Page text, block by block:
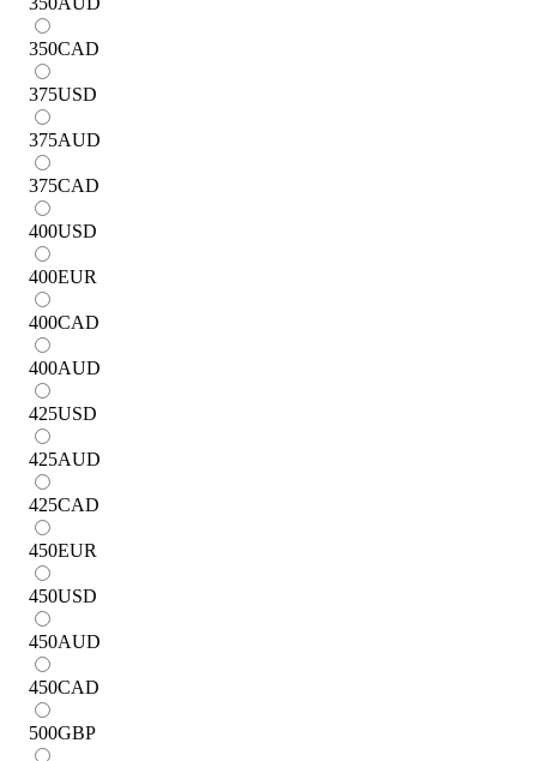
350CAD
375USD
375AUD
375CAD
400USD
400EUR
400CAD
400AUD
425USD
425AUD
425CAD
450EUR
450USD
450AUD
450CAD
500GBP